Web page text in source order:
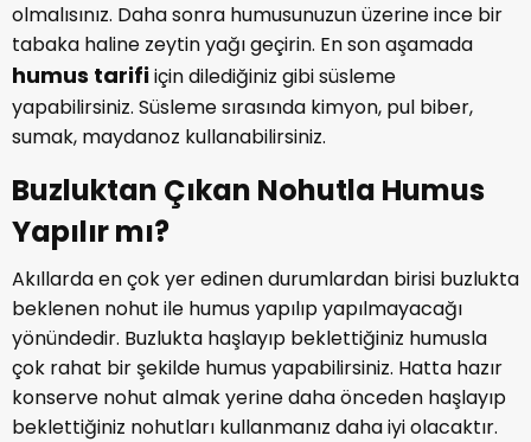
olmalısınız. Daha sonra humusunuzun üzerine ince bir
tabaka haline zeytin yağı geçirin. En son aşamada
humus tarifiiçin dilediğiniz gibi süsleme
yapabilirsiniz. Süsleme sırasında kimyon, pul biber,
sumak, maydanoz kullanabilirsiniz.
Buzluktan Çıkan Nohutla Humus
Yapılır mı?
Akıllarda en çok yer edinen durumlardan birisi buzlukta
beklenen nohut ile humus yapılıp yapılmayacağı
yönündedir. Buzlukta haşlayıp beklettiğiniz humusla
çok rahat bir şekilde humus yapabilirsiniz. Hatta hazır
konserve nohut almak yerine daha önceden haşlayıp
beklettiğiniz nohutları kullanmanız daha iyi olacaktır.